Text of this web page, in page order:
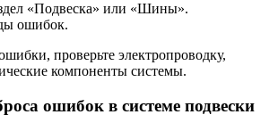
«Подвеска» или «Шины».
ошибок.
проверьте электропроводку,
компоненты системы.
ошибок в системе подвески